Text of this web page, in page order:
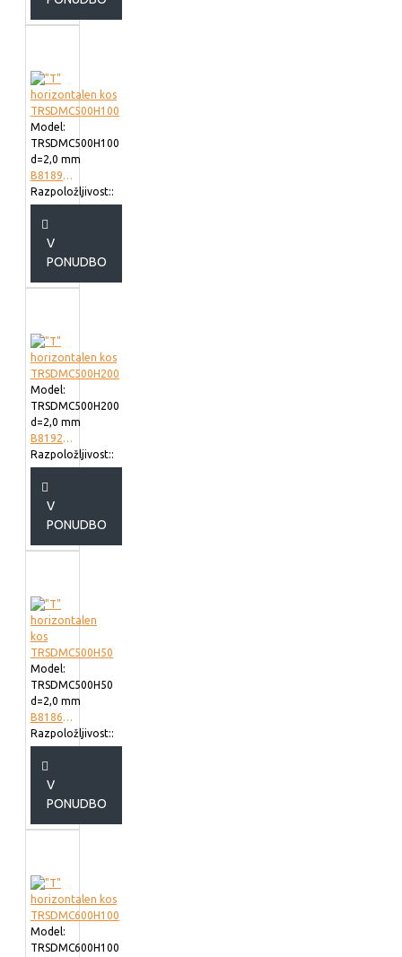
Model:
TRSDMC500H100
d=2,0 mm
B818950
Razpoložljivost::
V
PONUDBO
Model:
TRSDMC500H200
d=2,0 mm
B819250
Razpoložljivost::
V
PONUDBO
Model:
TRSDMC500H50
d=2,0 mm
B818650
Razpoložljivost::
V
PONUDBO
Model:
TRSDMC600H100